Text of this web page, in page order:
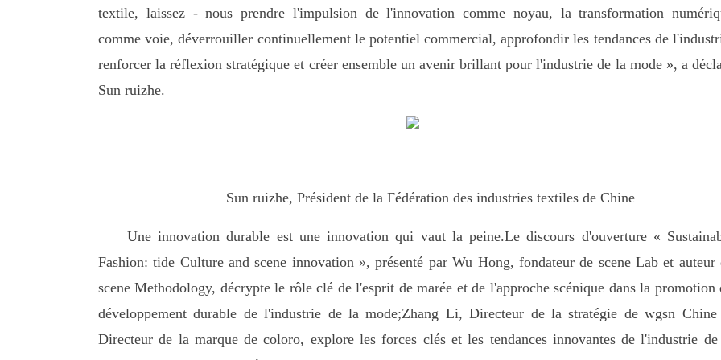
textile, laissez - nous prendre l'impulsion de l'innovation comme noyau, la transformation
comme voie, déverrouiller continuellement le potentiel commercial, approfondir les tendances de
renforcer la réflexion stratégique et créer ensemble un avenir brillant pour l'industrie de la mode », a
Sun ruizhe.
Sun ruizhe, Président de la Fédération des industries textiles de Chine
Une innovation durable est une innovation qui vaut la peine.Le discours d'ouverture «
Fashion: tide Culture and scene innovation », présenté par Wu Hong, fondateur de scene Lab et auteur
scene Methodology, décrypte le rôle clé de l'esprit de marée et de l'approche scénique dans la promotion
développement durable de l'industrie de la mode;Zhang Li, Directeur de la stratégie de wgsn Chine
Directeur de la marque de coloro, explore les forces clés et les tendances innovantes de l'industrie